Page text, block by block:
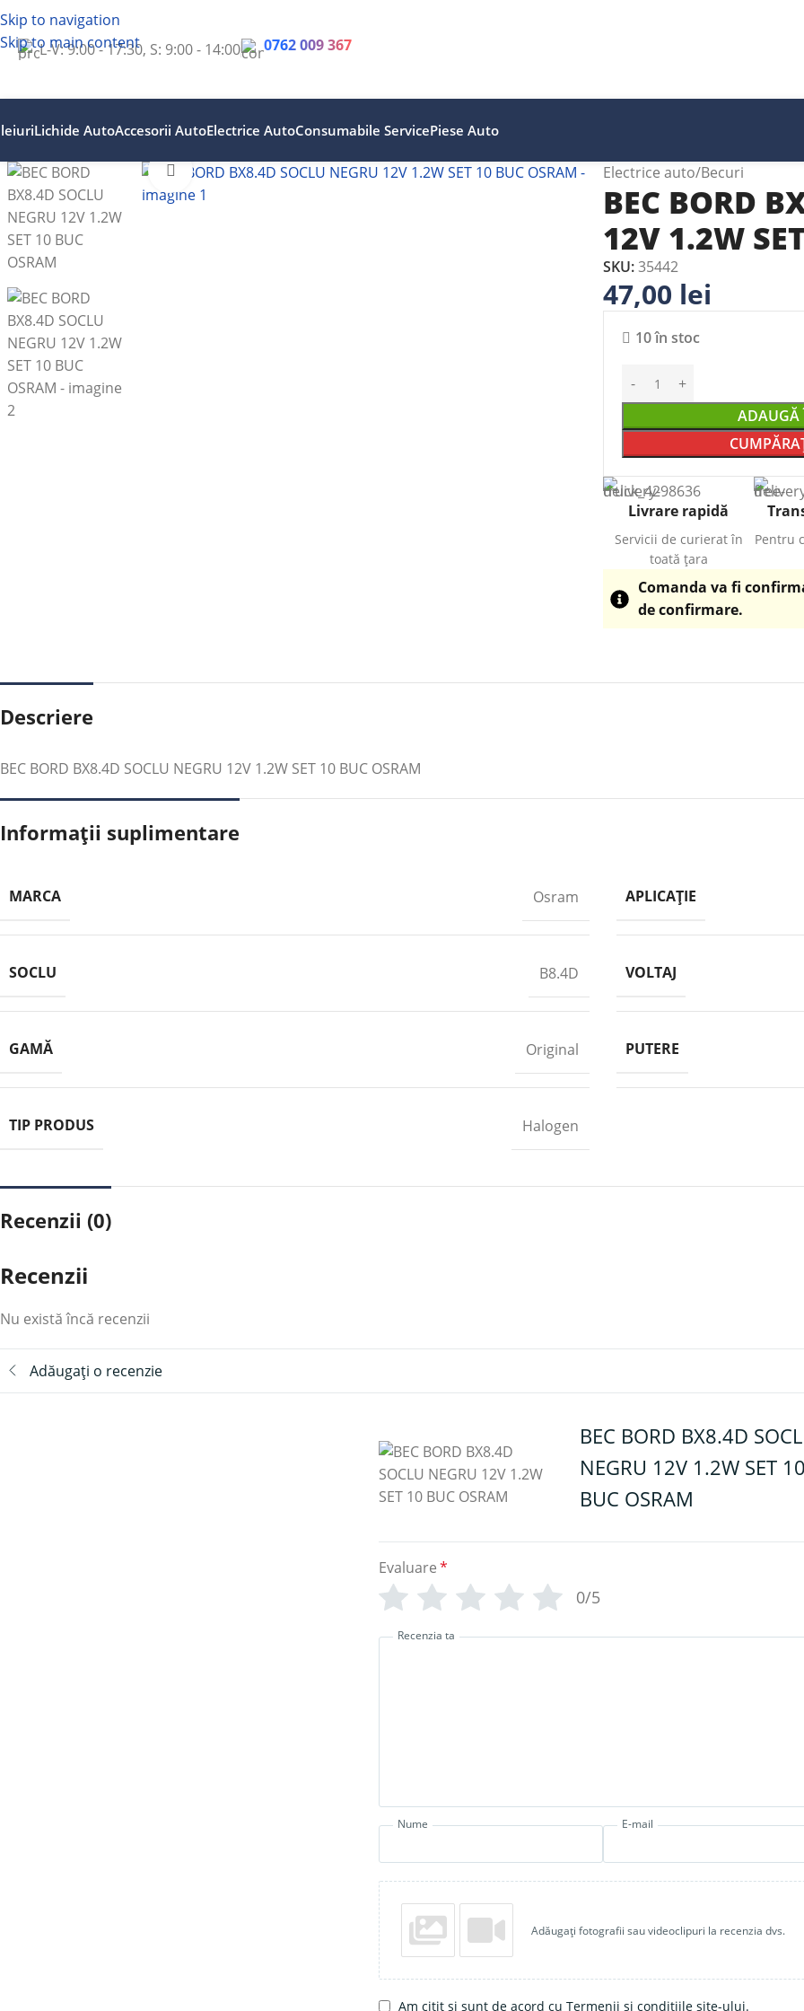
Skip to navigation
Skip to main content
L-V: 9:00 - 17:30, S: 9:00 - 14:00 0762 009 367
Lichide AutoAccesorii AutoElectrice AutoConsumabile ServicePiese Auto
Faceți clic pentru a mări Electrice auto Becuri
BEC BORD
12V 1.2W
SKU:35442
47,00 lei
10 în stoc
ADAUGĂ
Livrare rapidă
Servicii de curierat în
toată țara
Pentru
Comanda va fi
de confirmare.
Descriere
BEC BORD BX8.4D SOCLU NEGRU 12V 1.2W SET 10 BUC OSRAM
Informații suplimentare
MARCA Osram APLICAȚIE
SOCLU B8.4D VOLTAJ
GAMĂ Original PUTERE
TIP PRODUS Halogen
Recenzii (0)
Recenzii
Nu există încă recenzii
Adăugați o recenzie
BEC BORD BX8.4D
NEGRU 12V 1.2W SET
BUC OSRAM
Evaluare*
0/5
Recenzia ta
Nume E-mail
Adăugați fotografii sau videoclipuri la recenzia dvs.
Am citit și sunt de acord cu Termenii și condițiile site-ului.